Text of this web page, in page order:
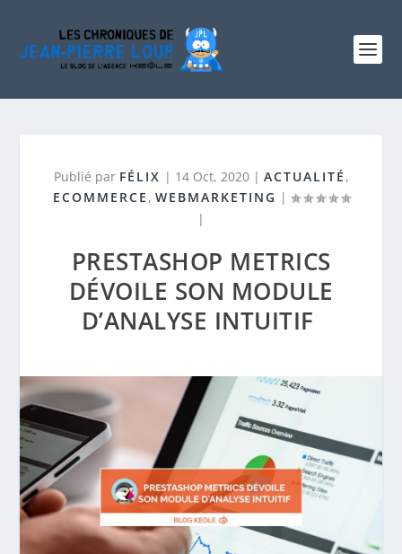
Publié par FÉLIX | 14 Oct, 2020| ACTUALITÉ ,
ECOMMERCE , WEBMARKETING |
|
PRESTASHOP METRICS
DÉVOILE SON MODULE
D’ANALYSE INTUITIF